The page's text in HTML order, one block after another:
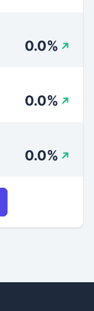
0.0%
0.0%
0.0%